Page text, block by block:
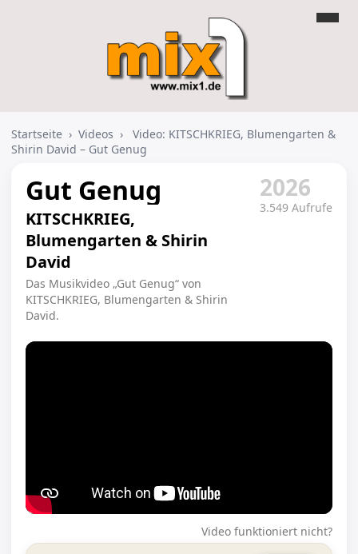
Startseite › Videos ›
Video: KITSCHKRIEG, Blumengarten &
Shirin David – Gut Genug
Gut Genug
KITSCHKRIEG,
Blumengarten & Shirin
David
Das Musikvideo „Gut Genug“ von
KITSCHKRIEG, Blumengarten & Shirin
David.
2026
3.549 Aufrufe
Video funktioniert nicht?